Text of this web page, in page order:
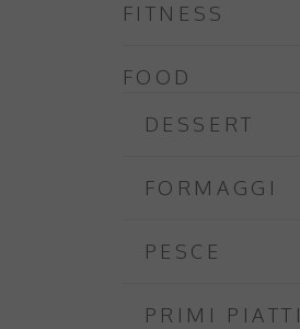
FITNESS
FOOD
DESSERT
FORMAGGI
PESCE
PRIMI PIATTI